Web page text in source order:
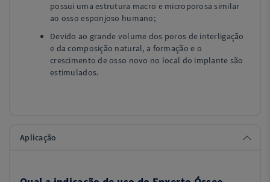
possui uma estrutura macro e microporosa similar
ao osso esponjoso humano;
Devido ao grande volume dos poros de interligação
e da composição natural, a formação e o
crescimento de osso novo no local do implante são
estimulados.
Aplicação